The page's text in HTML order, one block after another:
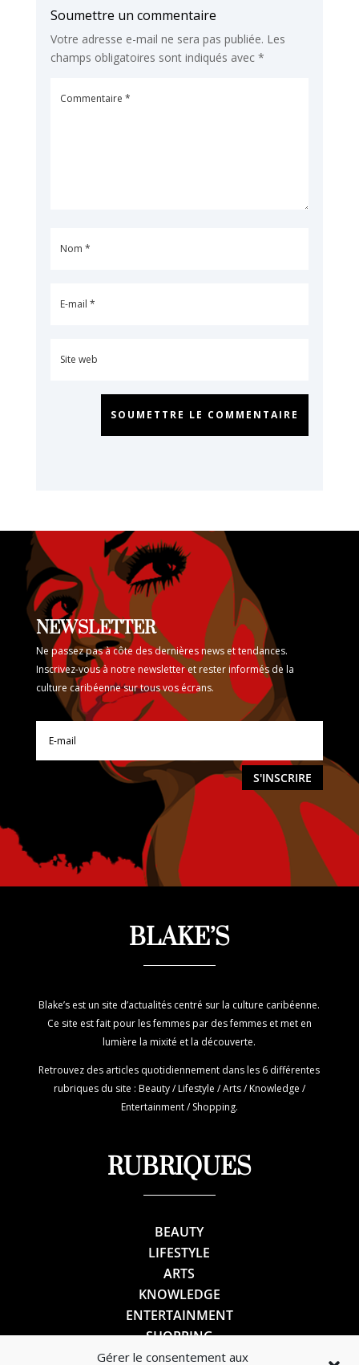
Gérer le consentement aux
Soumettre un commentaire
Votre adresse e-mail ne sera pas publiée. Les
champs obligatoires sont indiqués avec *
SOUMETTRE LE COMMENTAIRE
NEWSLETTER
Ne passez pas à côte des dernières news et tendances.
Inscrivez-vous à notre newsletter et rester informés de la
culture caribéenne sur tous vos écrans.
S'INSCRIRE
BLAKE’S
Blake’s est un site d’actualités centré sur la culture caribéenne.
Ce site est fait pour les femmes par des femmes et met en
lumière la mixité et la découverte.
Retrouvez des articles quotidiennement dans les 6 différentes
rubriques du site : Beauty / Lifestyle / Arts / Knowledge /
Entertainment / Shopping.
RUBRIQUES
BEAUTY
LIFESTYLE
ARTS
KNOWLEDGE
ENTERTAINMENT
SHOPPING